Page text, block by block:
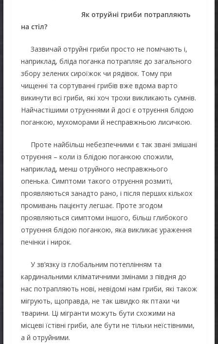
Як отруйні гриби потрапляють
на стіл?
Зазвичай отруйні гриби просто не помічають і,
наприклад, бліда поганка потрапляє до загального
збору зелених сироїжок чи рядівок. Тому при
чищенні та сортуванні грибів вже вдома варто
викинути всі гриби, які хоч трохи викликають сумнів.
Найчастішими отруєннями й досі є отруєння блідою
поганкою, мухоморами й несправжньою лисичкою.
Проте найбільш небезпечними є так звані змішані
отруєння – коли із блідою поганкою спожили,
наприклад, менш отруйного несправжнього
опенька. Симптоми такого отруєння розмиті,
проявляються занадто рано, і після перших кількох
промивань пацієнту легшає. Проте згодом
проявляються симптоми іншого, більш глибокого
отруєння блідою поганкою, яка викликає ураження
печінки і нирок.
У зв’язку із глобальним потеплінням та
кардинальними кліматичними змінами з півдня до
нас потрапляють нові, невідомі нам гриби, які також
мігрують, щоправда, не так швидко як птахи чи
тварини. Ці мігранти можуть бути схожими на
місцеві їстівні гриби, але бути не тільки неїстівними,
а й отруйними.